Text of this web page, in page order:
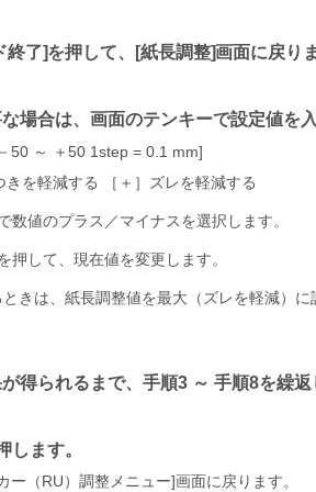
終了 を押して、 紙長調整 画面に戻り
場合は、画面のテンキーで設定値を入
50 ～ ＋50 1step = 0.1 mm
きを軽減する ［＋］ズレを軽減する
数値のプラス／マイナスを選択します。
押して、現在値を変更します。
きは、紙長調整値を最大（ズレを軽減）
得られるまで、手順3 ～ 手順8を繰返
します。
ー（RU）調整メニュー 画面に戻ります。